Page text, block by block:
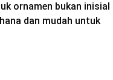
ornamen bukan inisial
dan mudah untuk